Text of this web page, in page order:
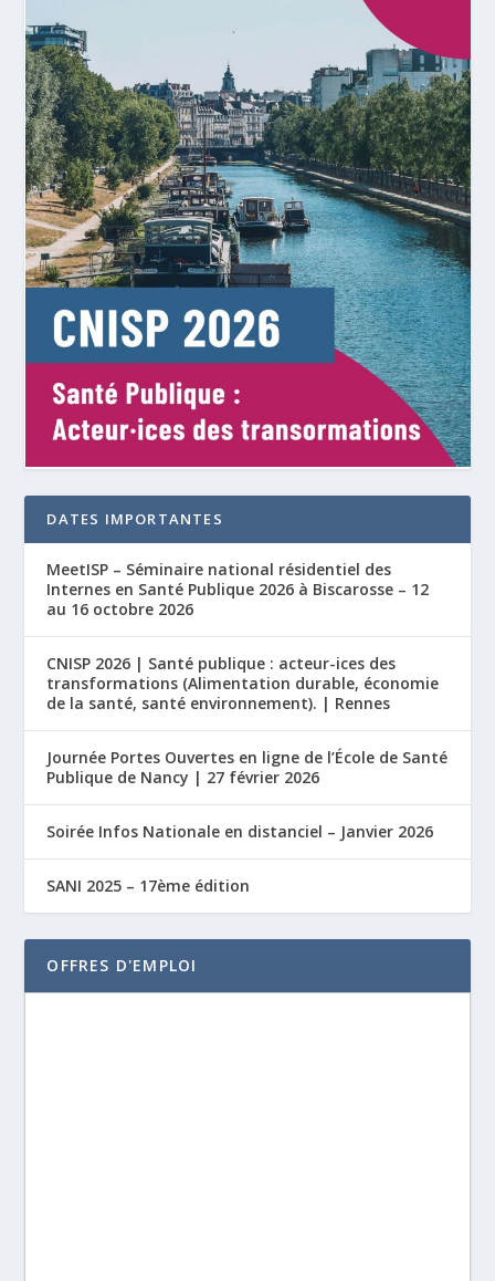
DATES IMPORTANTES
MeetISP – Séminaire national résidentiel des
Internes en Santé Publique 2026 à Biscarosse – 12
au 16 octobre 2026
CNISP 2026 | Santé publique : acteur-ices des
transformations (Alimentation durable, économie
de la santé, santé environnement). | Rennes
Journée Portes Ouvertes en ligne de l’École de Santé
Publique de Nancy | 27 février 2026
Soirée Infos Nationale en distanciel – Janvier 2026
SANI 2025 – 17ème édition
OFFRES D'EMPLOI